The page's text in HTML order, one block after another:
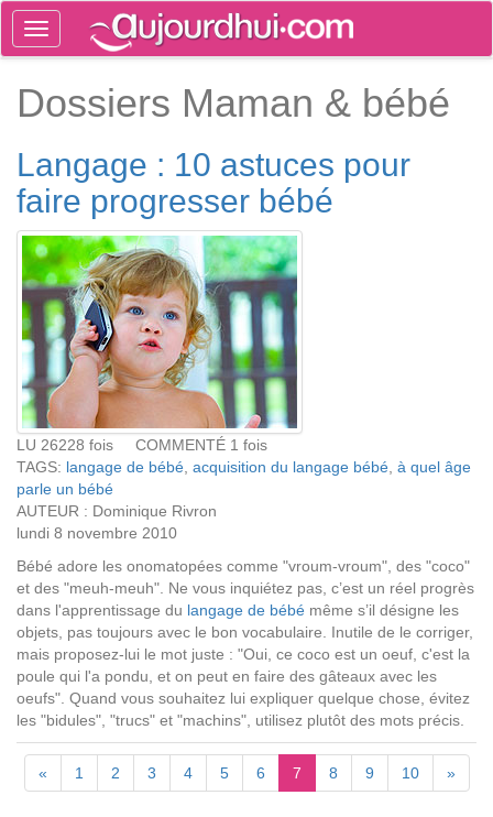
Toggle
navigation
Dossiers Maman & bébé
Langage : 10 astuces pour
faire progresser bébé
LU 26228 fois COMMENTÉ 1 fois
TAGS: langage de bébé acquisition du langage bébé à quel âge
parle un bébé
AUTEUR : Dominique Rivron
lundi 8 novembre 2010
Bébé adore les onomatopées comme "vroum-vroum", des "coco"
et des "meuh-meuh". Ne vous inquiétez pas, c’est un réel progrès
dans l'apprentissage du langage de bébé même s’il désigne les
objets, pas toujours avec le bon vocabulaire. Inutile de le corriger,
mais proposez-lui le mot juste : "Oui, ce coco est un oeuf, c'est la
poule qui l'a pondu, et on peut en faire des gâteaux avec les
oeufs". Quand vous souhaitez lui expliquer quelque chose, évitez
les "bidules", "trucs" et "machins", utilisez plutôt des mots précis.
« 1 2 3 4 5 6 7 8 9 10 »